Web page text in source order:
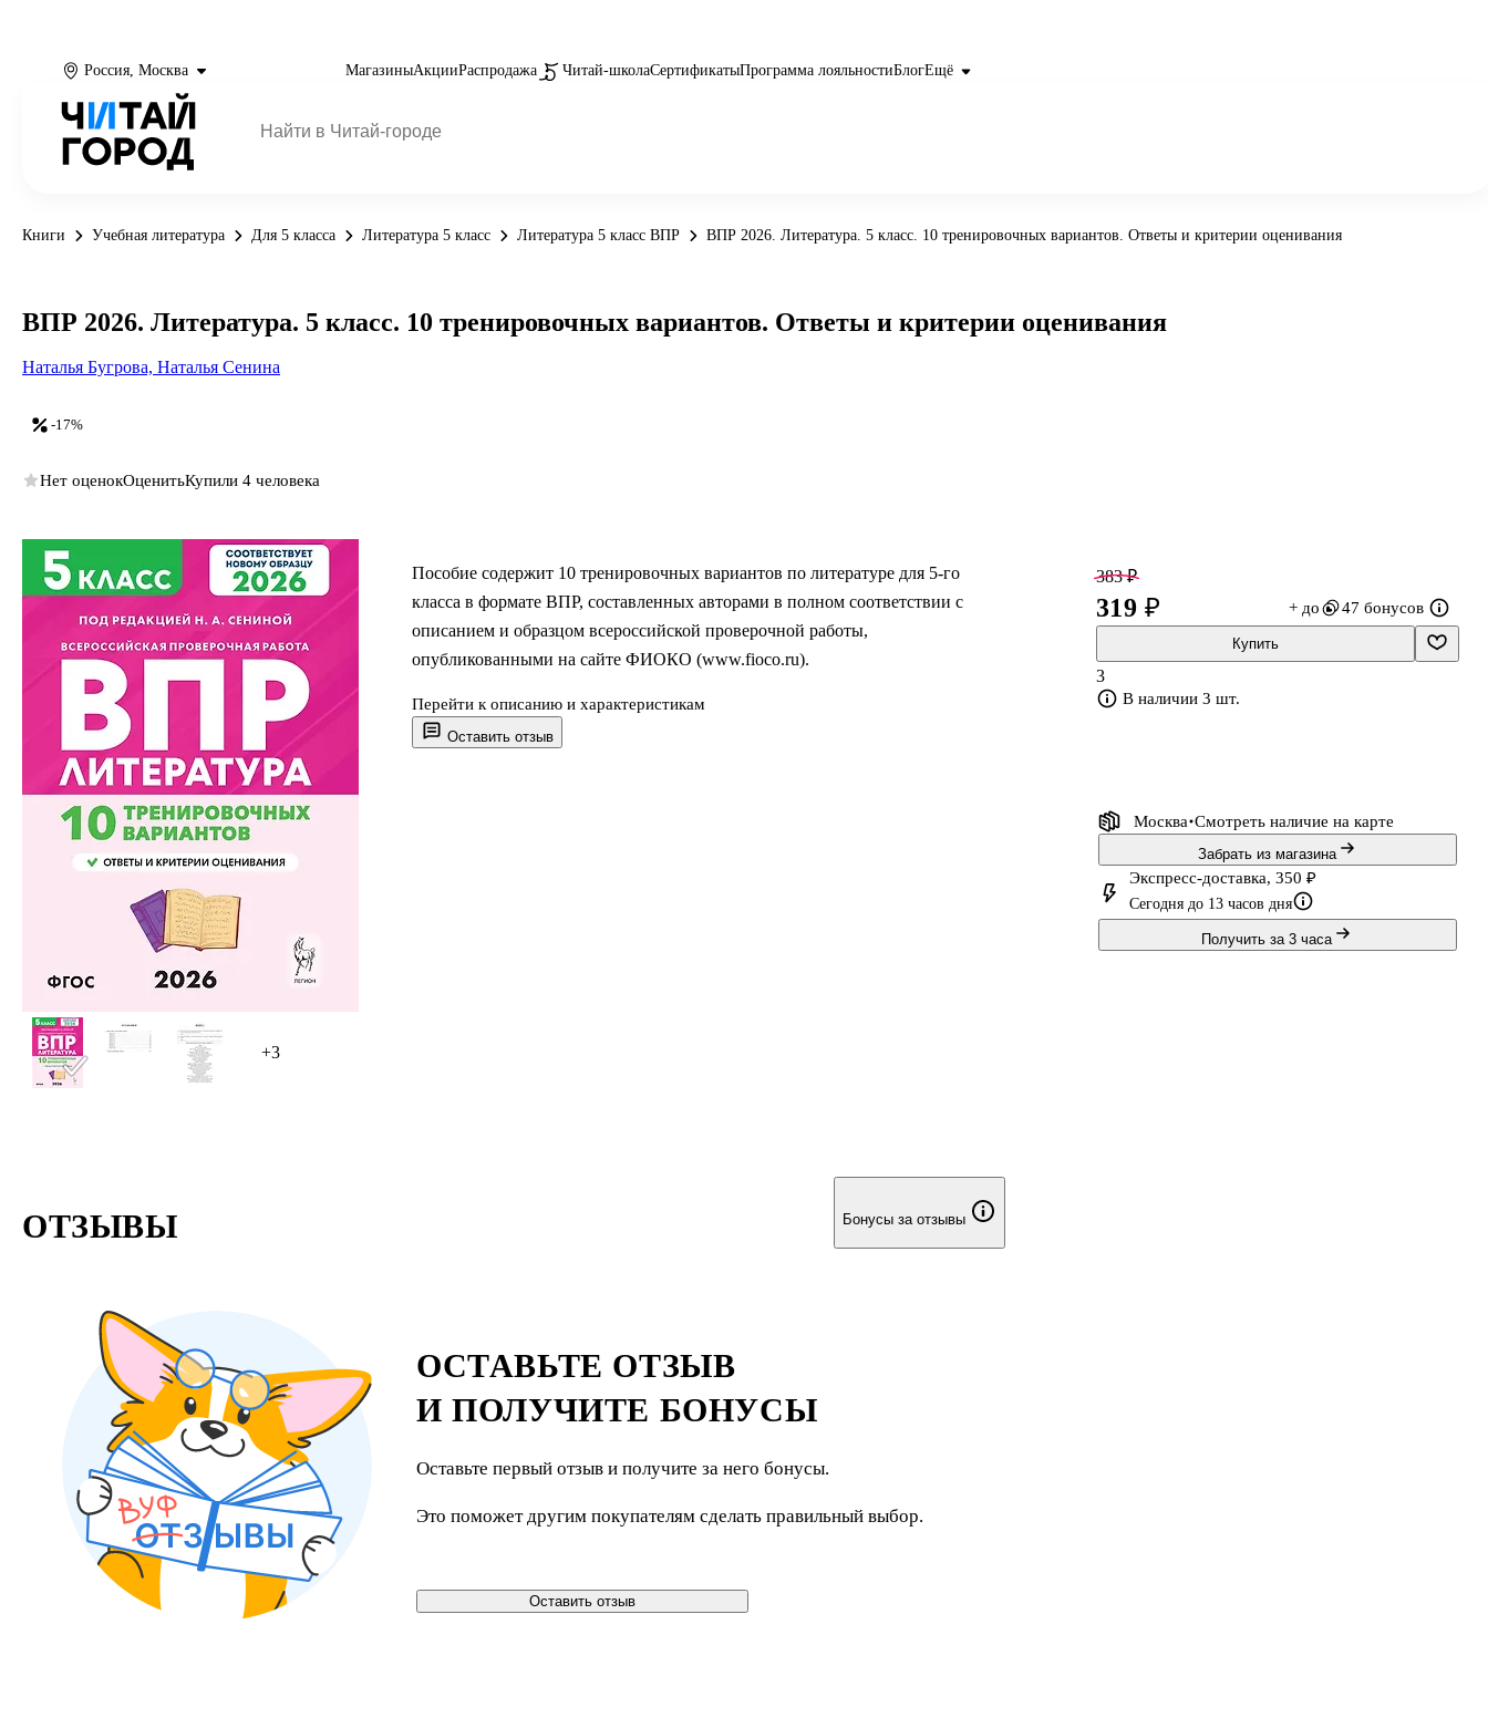
Россия, Москва МагазиныАкцииРаспродажа Читай-школаСертификатыПрограмма лояльностиБлогЕщё
Книги Учебная литература Для 5 класса Литература 5 класс Литература 5 класс ВПР ВПР 2026. Литература. 5 класс. 10 тренировочных вариантов. Ответы и критерии оценивания
+3
Оставить отзыв
Пособие содержит 10 тренировочных вариантов по литературе для 5-го
класса в формате ВПР, составленных авторами в полном соответствии с
описанием и образцом всероссийской проверочной работы,
опубликованными на сайте ФИОКО (www.fioco.ru).
Наша книга поможет:
учителям получить качественный материал для обучения пятиклассников и
Перейти к описанию и характеристикам
-17%
ВПР 2026. Литература. 5 класс. 10 тренировочных вариантов. Ответы и критерии оценивания
Наталья Бугрова, Наталья Сенина
Нет оценокОценитьКупили 4 человека
383 ₽
319 ₽ + до 47 бонусов
Купить
3
В наличии 3 шт.
Москва Смотреть наличие на карте
Забрать из магазина
Экспресс-доставка, 350 ₽
Сегодня до 13 часов дня
Получить за 3 часа
ОТЗЫВЫ Бонусы за отзывы
ОСТАВЬТЕ ОТЗЫВ
И ПОЛУЧИТЕ БОНУСЫ
Оставьте первый отзыв и получите за него бонусы.
Это поможет другим покупателям сделать правильный выбор.
Оставить отзыв